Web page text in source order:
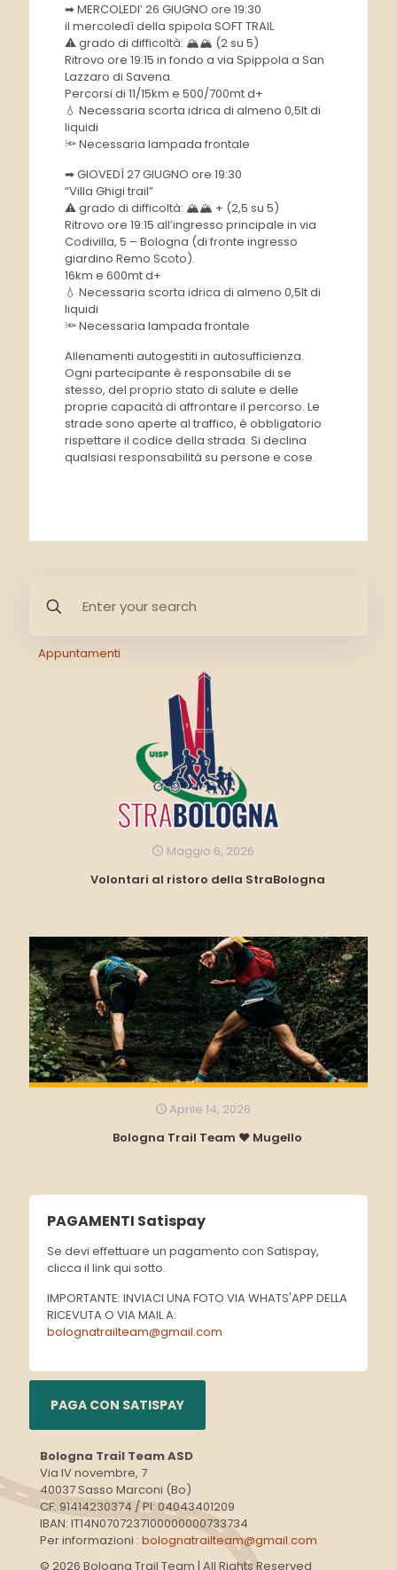
➡ MERCOLEDI’ 26 GIUGNO ore 19:30
il mercoledì della spipola SOFT TRAIL
⚠ grado di difficoltà: 🏔🏔 (2 su 5)
Ritrovo ore 19:15 in fondo a via Spippola a San
Lazzaro di Savena.
Percorsi di 11/15km e 500/700mt d+
💧 Necessaria scorta idrica di almeno 0,5lt di
liquidi
🔦 Necessaria lampada frontale
➡ GIOVEDÌ 27 GIUGNO ore 19:30
“Villa Ghigi trail”
⚠ grado di difficoltà: 🏔🏔 + (2,5 su 5)
Ritrovo ore 19:15 all’ingresso principale in via
Codivilla, 5 – Bologna (di fronte ingresso
giardino Remo Scoto).
16km e 600mt d+
💧 Necessaria scorta idrica di almeno 0,5lt di
liquidi
🔦 Necessaria lampada frontale
Allenamenti autogestiti in autosufficienza.
Ogni partecipante è responsabile di se
stesso, del proprio stato di salute e delle
proprie capacità di affrontare il percorso. Le
strade sono aperte al traffico, è obbligatorio
rispettare il codice della strada. Si declina
qualsiasi responsabilità su persone e cose.
Appuntamenti
Maggio 6, 2026
Volontari al ristoro della StraBologna
Aprile 14, 2026
Bologna Trail Team ❤️ Mugello
PAGAMENTI Satispay
Se devi effettuare un pagamento con Satispay,
clicca il link qui sotto.
IMPORTANTE: INVIACI UNA FOTO VIA WHATS'APP DELLA
RICEVUTA O VIA MAIL A:
bolognatrailteam@gmail.com
PAGA CON SATISPAY
Bologna Trail Team ASD
Via IV novembre, 7
40037 Sasso Marconi (Bo)
CF: 91414230374 / PI: 04043401209
IBAN: IT14N0707237100000000733734
Per informazioni : bolognatrailteam@gmail.com
© 2026 Bologna Trail Team | All Rights Reserved